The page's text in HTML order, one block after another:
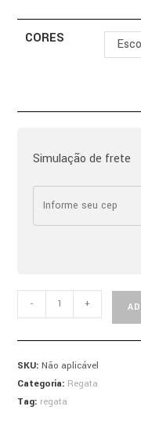
CORES
Simulação de frete
- +
SKU:Não aplicável
Categoria: Regata
Tag: regata